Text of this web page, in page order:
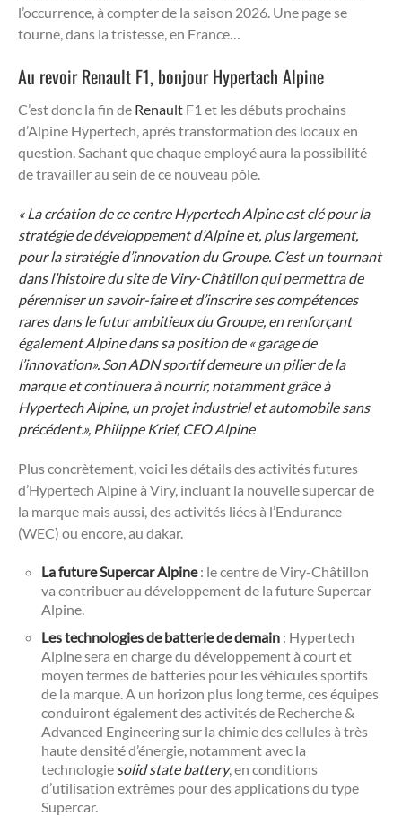
l’occurrence, à compter de la saison 2026. Une page se
tourne, dans la tristesse, en France…
Au revoir Renault F1, bonjour Hypertach Alpine
C’est donc la fin de Renault F1 et les débuts prochains
d’Alpine Hypertech, après transformation des locaux en
question. Sachant que chaque employé aura la possibilité
de travailler au sein de ce nouveau pôle.
« La création de ce centre Hypertech Alpine est clé pour la
stratégie de développement d’Alpine et, plus largement,
pour la stratégie d’innovation du Groupe. C’est un tournant
dans l’histoire du site de Viry-Châtillon qui permettra de
pérenniser un savoir-faire et d’inscrire ses compétences
rares dans le futur ambitieux du Groupe, en renforçant
également Alpine dans sa position de « garage de
l’innovation». Son ADN sportif demeure unpilierde la
marque et continuera à nourrir, notamment grâce à
Hypertech Alpine, un projet industriel et automobile sans
précédent.», Philippe Krief, CEO Alpine
Plus concrètement, voici les détails des activités futures
d’Hypertech Alpine à Viry, incluant la nouvelle supercar de
la marque mais aussi, des activités liées à l’Endurance
(WEC) ou encore, au dakar.
La future Supercar Alpine: le centre de Viry-Châtillon
va contribuer au développement de la future Supercar
Alpine.
Les technologies de batteriede demain : Hypertech
Alpine sera en charge du développement à court et
moyen termes de batteries pour les véhicules sportifs
de la marque. A un horizon plus long terme, ces équipes
conduiront également des activités de Recherche &
Advanced Engineering sur la chimie des cellules à très
haute densité d’énergie, notamment avec la
technologie solid state battery, en conditions
d’utilisation extrêmes pour des applications du type
Supercar.